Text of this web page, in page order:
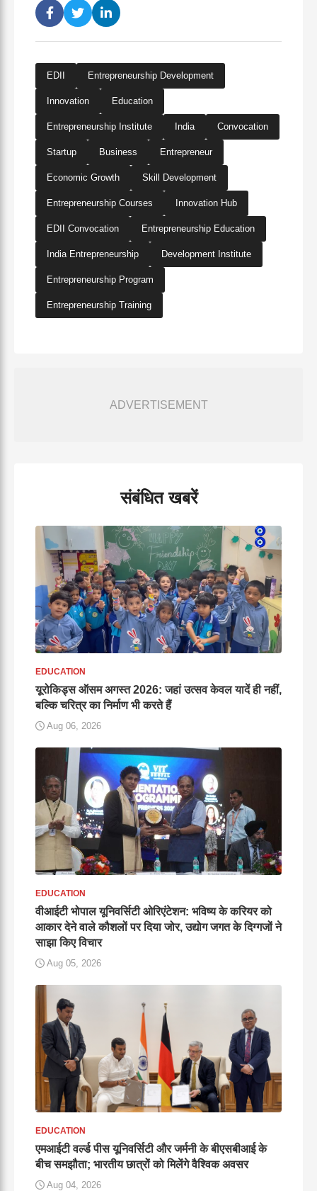
EDII Entrepreneurship Development
Innovation Education
Entrepreneurship Institute India Convocation
Startup Business Entrepreneur
Economic Growth Skill Development
Entrepreneurship Courses Innovation Hub
EDII Convocation Entrepreneurship Education
India Entrepreneurship Development Institute
Entrepreneurship Program
Entrepreneurship Training
ADVERTISEMENT
संबंधित खबरें
EDUCATION
यूरोकिड्स ऑसम अगस्त 2026: जहां उत्सव केवल यादें ही नहीं,
बल्कि चरित्र का निर्माण भी करते हैं
Aug 06, 2026
EDUCATION
वीआईटी भोपाल यूनिवर्सिटी ओरिएंटेशन: भविष्य के करियर को
आकार देने वाले कौशलों पर दिया जोर, उद्योग जगत के दिग्गजों ने
साझा किए विचार
Aug 05, 2026
EDUCATION
एमआईटी वर्ल्ड पीस यूनिवर्सिटी और जर्मनी के बीएसबीआई के
बीच समझौता; भारतीय छात्रों को मिलेंगे वैश्विक अवसर
Aug 04, 2026